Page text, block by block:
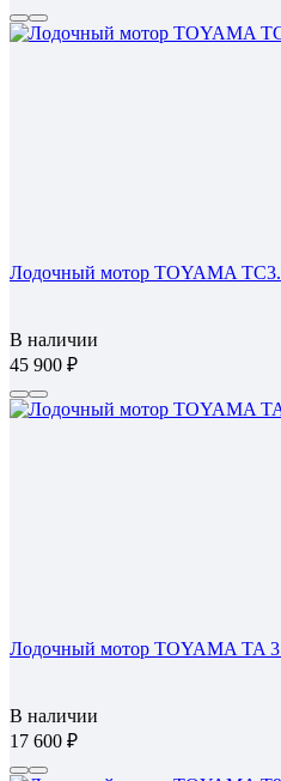
Лодочный мотор TOYAMA
В наличии
45 900
Лодочный мотор TOYAMA TA
В наличии
17 600